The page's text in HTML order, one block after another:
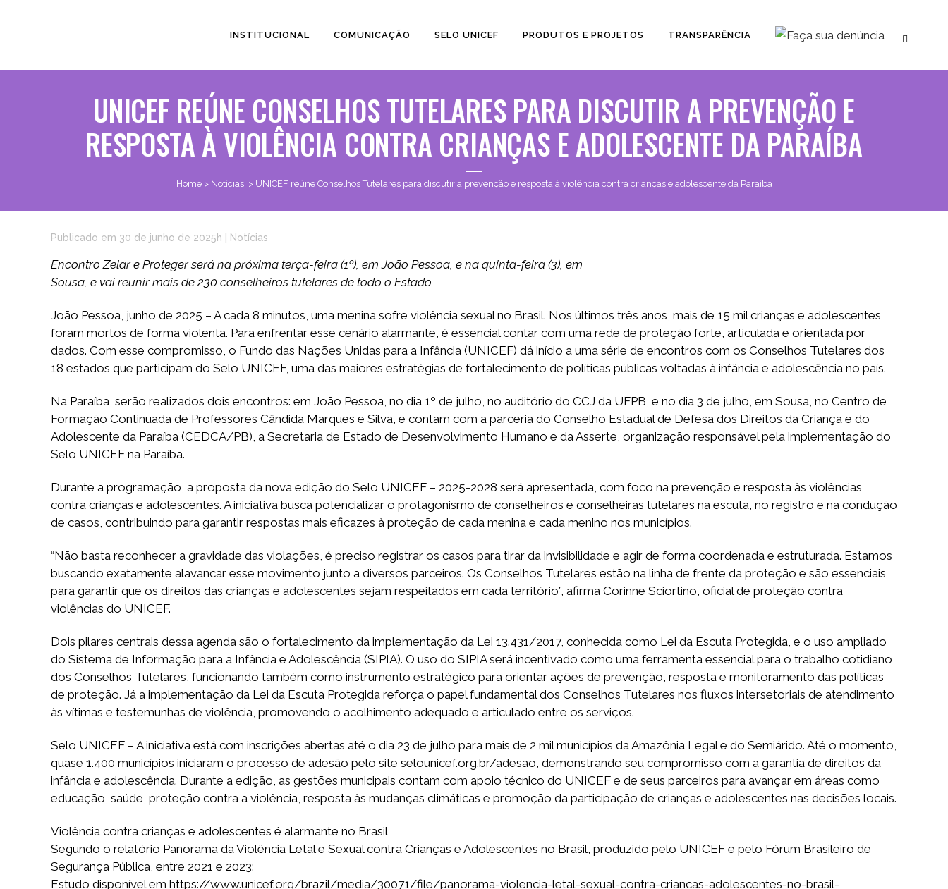
INSTITUCIONAL COMUNICAÇÃO SELO UNICEF PRODUTOS E PROJETOS TRANSPARÊNCIA
UNICEF REÚNE CONSELHOS TUTELARES PARA DISCUTIR A PREVENÇÃO E
RESPOSTA À VIOLÊNCIA CONTRA CRIANÇAS E ADOLESCENTE DA PARAÍBA
Home> Notícias > UNICEF reúne Conselhos Tutelares para discutir a prevenção e resposta à violência contra crianças e adolescente da Paraíba
Publicado em 30 de junho de 2025h Notícias
Encontro Zelar e Proteger será na próxima terça-feira (1º), em João Pessoa, e na quinta-feira (3), em
Sousa, e vai reunir mais de 230 conselheiros tutelares de todo o Estado
João Pessoa, junho de 2025 – A cada 8 minutos, uma menina sofre violência sexual no Brasil. Nos últimos três anos, mais de 15 mil crianças e adolescentes
foram mortos de forma violenta. Para enfrentar esse cenário alarmante, é essencial contar com uma rede de proteção forte, articulada e orientada por
dados. Com esse compromisso, o Fundo das Nações Unidas para a Infância (UNICEF) dá início a uma série de encontros com os Conselhos Tutelares dos
18 estados que participam do Selo UNICEF, uma das maiores estratégias de fortalecimento de políticas públicas voltadas à infância e adolescência no país.
Na Paraíba, serão realizados dois encontros: em João Pessoa, no dia 1º de julho, no auditório do CCJ da UFPB, e no dia 3 de julho, em Sousa, no Centro de
Formação Continuada de Professores Cândida Marques e Silva, e contam com a parceria do Conselho Estadual de Defesa dos Direitos da Criança e do
Adolescente da Paraíba (CEDCA/PB), a Secretaria de Estado de Desenvolvimento Humano e da Asserte, organização responsável pela implementação do
Selo UNICEF na Paraíba.
Durante a programação, a proposta da nova edição do Selo UNICEF – 2025-2028 será apresentada, com foco na prevenção e resposta às violências
contra crianças e adolescentes. A iniciativa busca potencializar o protagonismo de conselheiros e conselheiras tutelares na escuta, no registro e na condução
de casos, contribuindo para garantir respostas mais eficazes à proteção de cada menina e cada menino nos municípios.
“Não basta reconhecer a gravidade das violações, é preciso registrar os casos para tirar da invisibilidade e agir de forma coordenada e estruturada. Estamos
buscando exatamente alavancar esse movimento junto a diversos parceiros. Os Conselhos Tutelares estão na linha de frente da proteção e são essenciais
para garantir que os direitos das crianças e adolescentes sejam respeitados em cada território”, afirma Corinne Sciortino, oficial de proteção contra
violências do UNICEF.
Dois pilares centrais dessa agenda são o fortalecimento da implementação da Lei 13.431/2017, conhecida como Lei da Escuta Protegida, e o uso ampliado
do Sistema de Informação para a Infância e Adolescência (SIPIA). O uso do SIPIA será incentivado como uma ferramenta essencial para o trabalho cotidiano
dos Conselhos Tutelares, funcionando também como instrumento estratégico para orientar ações de prevenção, resposta e monitoramento das políticas
de proteção. Já a implementação da Lei da Escuta Protegida reforça o papel fundamental dos Conselhos Tutelares nos fluxos intersetoriais de atendimento
às vítimas e testemunhas de violência, promovendo o acolhimento adequado e articulado entre os serviços.
Selo UNICEF – A iniciativa está com inscrições abertas até o dia 23 de julho para mais de 2 mil municípios da Amazônia Legal e do Semiárido. Até o momento,
quase 1.400 municípios iniciaram o processo de adesão pelo site selounicef.org.br/adesao, demonstrando seu compromisso com a garantia de direitos da
infância e adolescência. Durante a edição, as gestões municipais contam com apoio técnico do UNICEF e de seus parceiros para avançar em áreas como
educação, saúde, proteção contra a violência, resposta às mudanças climáticas e promoção da participação de crianças e adolescentes nas decisões locais.
Violência contra crianças e adolescentes é alarmante no Brasil
Segundo o relatório Panorama da Violência Letal e Sexual contra Crianças e Adolescentes no Brasil, produzido pelo UNICEF e pelo Fórum Brasileiro de
Segurança Pública, entre 2021 e 2023:
Estudo disponível em https://www.unicef.org/brazil/media/30071/file/panorama-violencia-letal-sexual-contra-criancas-adolescentes-no-brasil-